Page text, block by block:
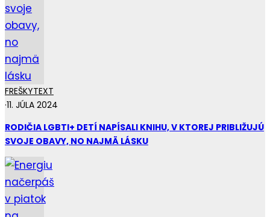
FREŠKYTEXT
·11. JÚLA 2024
RODIČIA LGBTI+ DETÍ NAPÍSALI KNIHU, V KTOREJ PRIBLIŽUJÚ
SVOJE OBAVY, NO NAJMÄ LÁSKU